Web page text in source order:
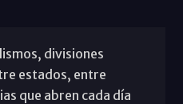
divisiones
estados, entre
que abren cada día